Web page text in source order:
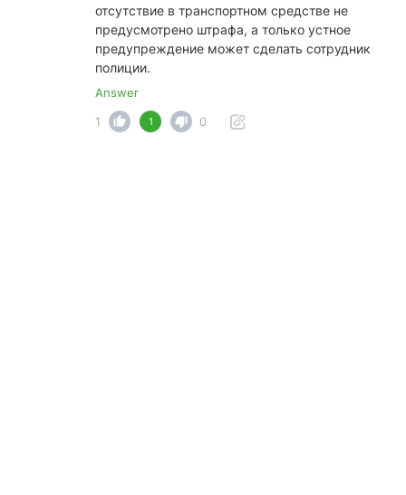
отсутствие в транспортном средстве не
предусмотрено штрафа, а только устное
предупреждение может сделать сотрудник
полиции.
Answer
1
1 0